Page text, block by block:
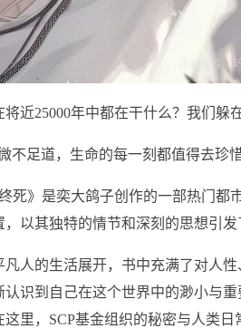
将近25000年中都在干什么？我们躲
不足道，生命的每一刻都值得去珍
终死》是奕大鸽子创作的一部热门
以其独特的情节和深刻的思想引发
凡人的生活展开，书中充满了对人
认识到自己在这个世界中的渺小与
这里，SCP基金组织的秘密与人类日